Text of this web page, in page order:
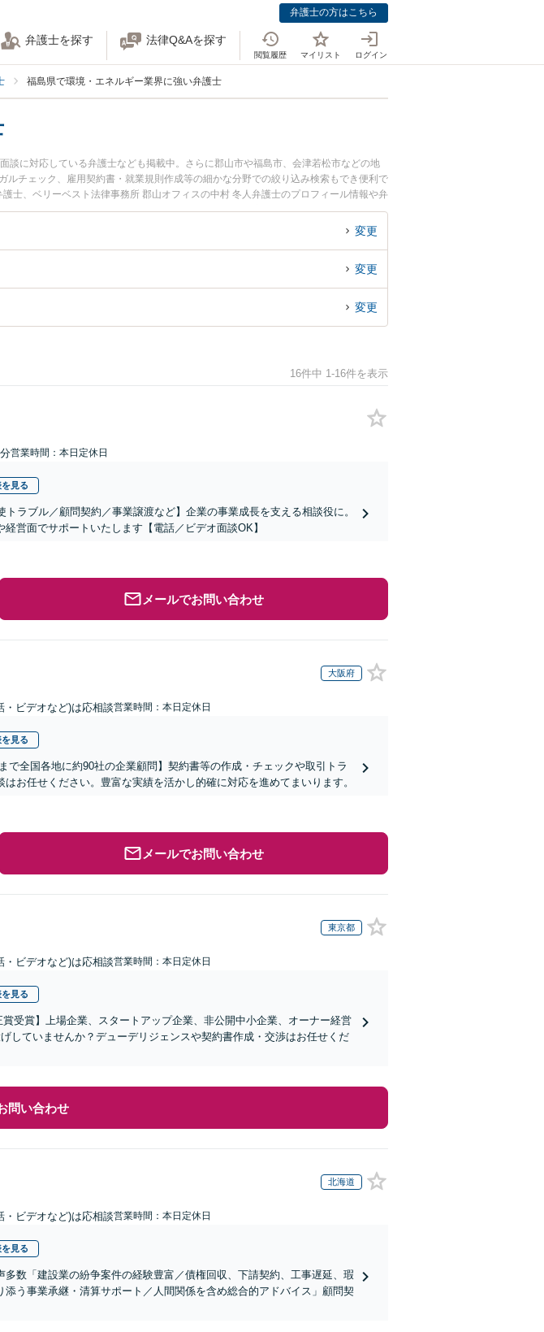
弁護士の方はこちら
弁護士を探す 法律Q&Aを探す
閲覧履歴 マイリスト ログイン
福島県で環境・エネルギー業界に強い弁護士
に対応している弁護士なども掲載中。さらに郡山市や福島市、会津若松市などの地
チェック、雇用契約書・就業規則作成等の細かな分野での絞り込み検索もでき便利で
士、ベリーベスト法律事務所 郡山オフィスの中村 冬人弁護士のプロフィール情報や弁
業界のトラブルを今すぐに弁護士に相談したい』『環境・エネルギー業界のトラブル
相談できる福島県内の弁護士に相談予約したい』などでお困りの相談者さんにおすす
変更
変更
変更
16件中 1-16件を表示
営業時間：本日定休日
見る
トラブル／顧問契約／事業譲渡など】企業の事業成長を支える相談役に。
営面でサポートいたします【電話／ビデオ面談OK】
メールでお問い合わせ
大阪府
・ビデオなど)は応相談営業時間：本日定休日
見る
で全国各地に約90社の企業顧問】契約書等の作成・チェックや取引トラ
お任せください。豊富な実績を活かし的確に対応を進めてまいります。
メールでお問い合わせ
東京都
・ビデオなど)は応相談営業時間：本日定休日
見る
受賞】上場企業、スタートアップ企業、非公開中小企業、オーナー経営
していませんか？デューデリジェンスや契約書作成・交渉はお任せくだ
問い合わせ
北海道
・ビデオなど)は応相談営業時間：本日定休日
見る
数「建設業の紛争案件の経験豊富／債権回収、下請契約、工事遅延、瑕
う事業承継・清算サポート／人間関係を含め総合的アドバイス」顧問契